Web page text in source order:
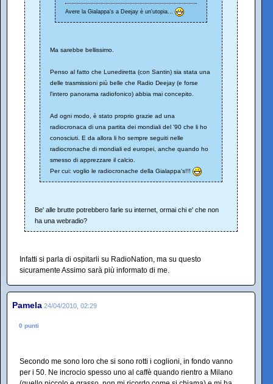
Avere la Gialappa's a Deejay è un'utopia...
Ma sarebbe bellissimo.
Penso al fatto che Lunediretta (con Santin) sia stata una
delle trasmissioni più belle che Radio Deejay (e forse
l'intero panorama radiofonico) abbia mai concepito.
Ad ogni modo, è stato proprio grazie ad una
radiocronaca di una partita dei mondiali del '90 che li ho
conosciuti. E da allora li ho sempre seguiti nelle
radiocronache di mondiali ed europei, anche quando ho
smesso di apprezzare il calcio.
Per cui: voglio le radiocronache della Gialappa's!!!
Be' alle brutte potrebbero farle su internet, ormai chi e' che non
ha una webradio?
Infatti si parla di ospitarli su RadioNation, ma su questo
sicuramente Assimo sarà più informato di me.
Pamela 24/04/2010, 02:29
0 punti
Secondo me sono loro che si sono rotti i coglioni, in fondo vanno
per i 50. Ne incrocio spesso uno al caffè quando rientro a Milano